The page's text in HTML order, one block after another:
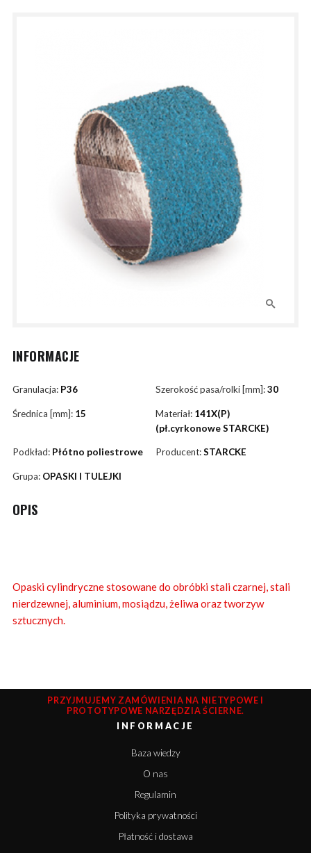
INFORMACJE
Granulacja: P36 Szerokość pasa/rolki [mm]:30
Średnica [mm]: 15 Materiał: 141X(P)
(pł.cyrkonowe STARCKE)
Podkład: Płótno poliestrowe Producent:STARCKE
Grupa: OPASKI I TULEJKI
OPIS
Opaski cylindryczne stosowane do obróbki stali czarnej, stali
nierdzewnej, aluminium, mosiądzu, żeliwa oraz tworzyw
sztucznych.
PRZYJMUJEMY ZAMÓWIENIA NA NIETYPOWE I
PROTOTYPOWE NARZĘDZIA ŚCIERNE.
INFORMACJE
Baza wiedzy
O nas
Regulamin
Polityka prywatności
Płatność i dostawa